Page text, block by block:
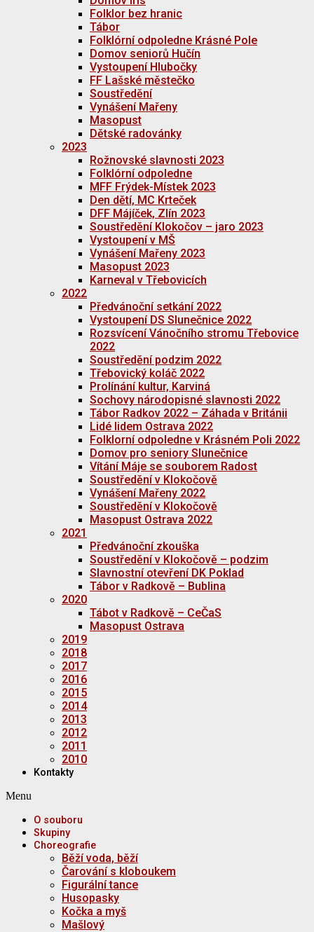
Folklor bez hranic
Tábor
Folklórní odpoledne Krásné Pole
Domov seniorů Hučín
Vystoupení Hlubočky
FF Lašské městečko
Soustředění
Vynášení Mařeny
Masopust
Dětské radovánky
2023
Rožnovské slavnosti 2023
Folklórní odpoledne
MFF Frýdek-Místek 2023
Den dětí, MC Krteček
DFF Májíček, Zlín 2023
Soustředění Klokočov – jaro 2023
Vystoupení v MŠ
Vynášení Mařeny 2023
Masopust 2023
Karneval v Třebovicích
2022
Předvánoční setkání 2022
Vystoupení DS Slunečnice 2022
Rozsvícení Vánočního stromu Třebovice
2022
Soustředění podzim 2022
Třebovický koláč 2022
Prolínání kultur, Karviná
Sochovy národopisné slavnosti 2022
Tábor Radkov 2022 – Záhada v Británii
Lidé lidem Ostrava 2022
Folklorní odpoledne v Krásném Poli 2022
Domov pro seniory Slunečnice
Vítání Máje se souborem Radost
Soustředění v Klokočově
Vynášení Mařeny 2022
Soustředění v Klokočově
Masopust Ostrava 2022
2021
Předvánoční zkouška
Soustředění v Klokočově – podzim
Slavnostní otevření DK Poklad
Tábor v Radkově – Bublina
2020
Tábot v Radkově – CeČaS
Masopust Ostrava
2019
2018
2017
2016
2015
2014
2013
2012
2011
2010
Kontakty
Menu
O souboru
Skupiny
Choreografie
Běží voda, běží
Čarování s kloboukem
Figurální tance
Husopasky
Kočka a myš
Mašlový